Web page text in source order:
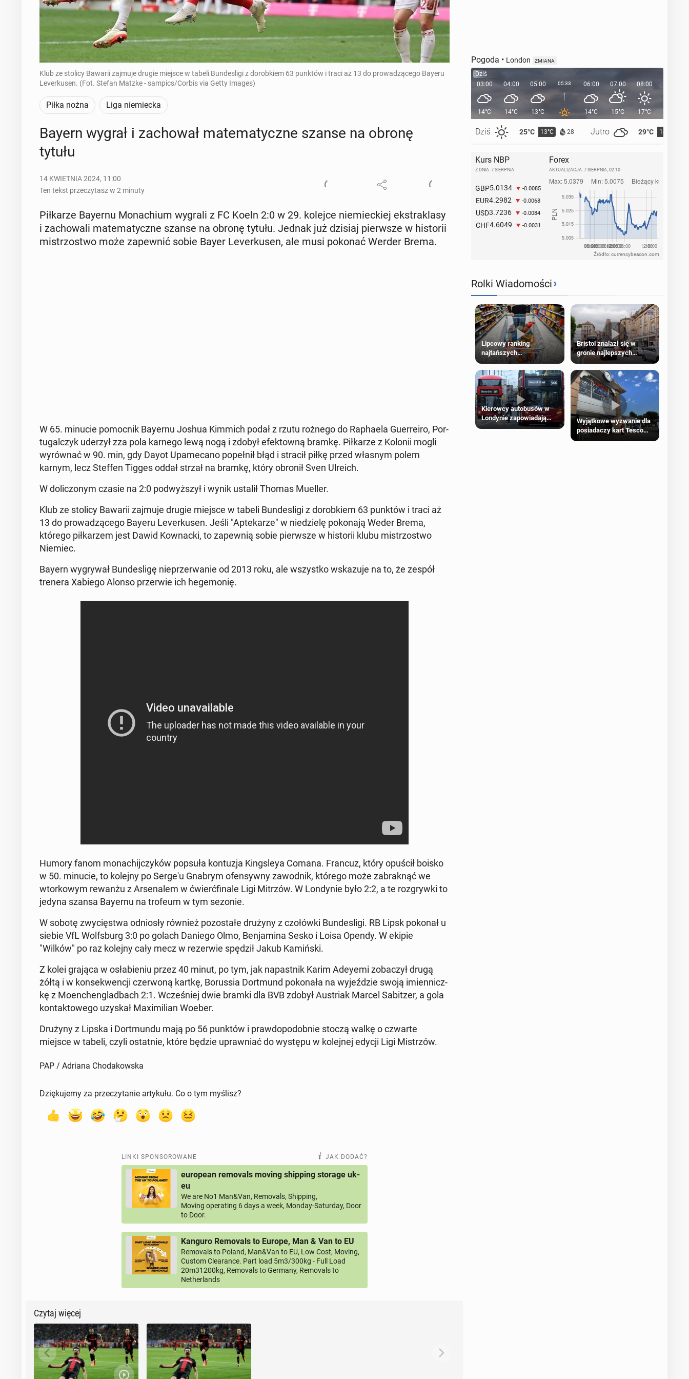
Klub ze stolicy Bawarii zajmuje drugie miejsce w tabeli Bundesligi z dorobkiem 63 punktów i traci aż 13 do prowadzącego Bayeru
Leverkusen. (Fot. Stefan Matzke - sampics/Corbis via Getty Images)
Piłka nożna Liga niemiecka
Bayern wygrał i za­cho­wał ma­te­ma­tycz­ne szanse na obronę
tytułu
14 KWIETNIA 2024, 11:00
Ten tekst przeczytasz w 2 minuty
Pił­ka­rze Bayernu Mo­na­chium wygrali z FC Koeln 2:0 w 29. kolejce nie­miec­kiej eks­tra­kla­sy
i za­cho­wa­li ma­te­ma­tycz­ne szanse na obronę tytułu. Jednak już dzisiaj pierw­sze w hi­sto­rii
mi­strzo­stwo może za­pew­nić sobie Bayer Le­ver­ku­sen, ale musi pokonać Werder Brema.
W 65. minucie po­moc­nik Bayernu Joshua Kimmich podał z rzutu rożnego do Ra­pha­ela Gu­er­re­iro, Por­
tu­gal­czyk uderzył zza pola karnego lewą nogą i zdobył efek­tow­ną bramkę. Pił­ka­rze z Kolonii mogli
wy­rów­nać w 90. min, gdy Dayot Upa­me­ca­no po­peł­nił błąd i stracił piłkę przed własnym polem
karnym, lecz Steffen Tigges oddał strzał na bramkę, który obronił Sven Ulreich.
W do­li­czo­nym czasie na 2:0 pod­wyż­szył i wynik ustalił Thomas Mueller.
Klub ze stolicy Bawarii zajmuje drugie miejsce w tabeli Bun­de­sli­gi z do­rob­kiem 63 punktów i traci aż
13 do pro­wa­dzą­ce­go Bayeru Le­ver­ku­sen. Jeśli "Ap­te­ka­rze" w nie­dzie­lę po­ko­na­ją Weder Brema,
którego pił­ka­rzem jest Dawid Kow­nac­ki, to za­pew­nią sobie pierw­sze w hi­sto­rii klubu mi­strzo­stwo
Niemiec.
Bayern wy­gry­wał Bun­de­sli­gę nie­prze­rwa­nie od 2013 roku, ale wszyst­ko wska­zu­je na to, że zespół
trenera Xabiego Alonso prze­rwie ich he­ge­mo­nię.
Humory fanom mo­na­chij­czy­ków popsuła kon­tu­zja King­sleya Comana. Francuz, który opuścił boisko
w 50. minucie, to kolejny po Serge'u Gnabrym ofen­syw­ny za­wod­nik, którego może za­brak­nąć we
wtor­ko­wym rewanżu z Ar­se­na­lem w ćwierć­fi­na­le Ligi Mitrzów. W Lon­dy­nie było 2:2, a te roz­gryw­ki to
jedyna szansa Bayernu na trofeum w tym sezonie.
W sobotę zwy­cię­stwa od­nio­sły również po­zo­sta­łe drużyny z czo­łów­ki Bun­de­sli­gi. RB Lipsk pokonał u
siebie VfL Wol­fs­burg 3:0 po golach Daniego Olmo, Ben­ja­mi­na Sesko i Loisa Opendy. W ekipie
"Wilków" po raz kolejny cały mecz w re­zer­wie spędził Jakub Ka­miń­ski.
Z kolei grająca w osła­bie­niu przez 40 minut, po tym, jak na­past­nik Karim Adeyemi zo­ba­czył drugą
żółtą i w kon­se­kwen­cji czer­wo­ną kartkę, Bo­rus­sia Do­rt­mund po­ko­na­ła na wy­jeź­dzie swoją imien­nicz­
kę z Mo­en­chen­glad­bach 2:1. Wcze­śniej dwie bramki dla BVB zdobył Au­striak Marcel Sa­bit­zer, a gola
kon­tak­to­we­go uzyskał Ma­xi­mi­lian Woeber.
Drużyny z Lipska i Do­rt­mun­du mają po 56 punktów i praw­do­po­dob­nie stoczą walkę o czwarte
miejsce w tabeli, czyli ostat­nie, które będzie upraw­niać do występu w ko­lej­nej edycji Ligi Mi­strzów.
PAP / Adriana Chodakowska
Dziękujemy za przeczytanie artykułu. Co o tym myślisz?
LINKI SPONSOROWANE JAK DODAĆ?
european removals moving shipping storage uk-
eu
We are No1 Man&Van, Removals, Shipping,
Moving operating 6 days a week, Monday-Saturday, Door
to Door.
Kanguro Removals to Europe, Man & Van to EU
Removals to Poland, Man&Van to EU, Low Cost, Moving,
Custom Clearance. Part load 5m3/300kg - Full Load
20m31200kg, Removals to Germany, Removals to
Netherlands
Czytaj więcej
Pogoda • London ZMIANA
Dziś
03:00
14°C
Dziś 25°C 13°C 28 Jutro 29°C 14°C
04:00
14°C
05:00
13°C
05:33 06:00
14°C
07:00
15°C
08:00
17°C
Kurs NBP
Z DNIA: 7 SIERPNIA
GBP5.0134 -0.0085
EUR4.2982 -0.0068
USD3.7236 -0.0084
CHF4.6049 -0.0031
Forex
AKTUALIZACJA: 7 SIERPNIA, 02:10
Źródło: currencybeacon.com
Rolki Wiadomości›
Lipcowy ranking
najtańszych
supermarketów
Bristol znalazł się w
gronie najlepszych
kierunków podróży na
świecie
Kierowcy autobusów w
Londynie zapowiadają
strajki
Wyjątkowe wyzwanie dla
posiadaczy kart Tesco
Clubcard!